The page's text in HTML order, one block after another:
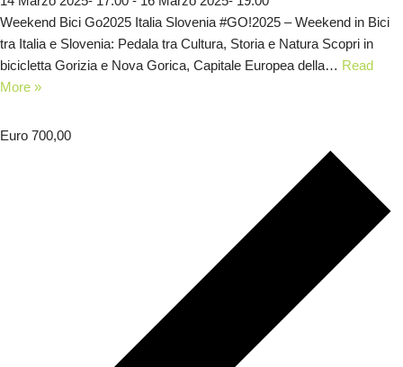
Weekend Bici Go2025 Italia Slovenia #GO!2025 – Weekend in Bici
tra Italia e Slovenia: Pedala tra Cultura, Storia e Natura Scopri in
bicicletta Gorizia e Nova Gorica, Capitale Europea della… Read
More »
Euro 700,00